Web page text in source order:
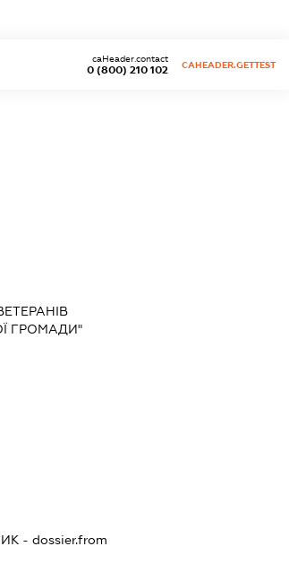
0 (800) 210 102
caHeader.contact
CAHEADER.GETTEST
ГРОМАДИ"
- dossier.from